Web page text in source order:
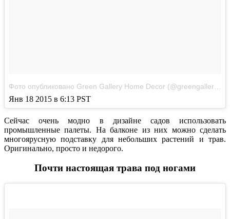
Янв 18 2015 в 6:13 PST
Сейчас очень модно в дизайне садов использовать
промышленные палеты. На балконе из них можно сделать
многоярусную подставку для небольших растений и трав.
Оригинально, просто и недорого.
Почти настоящая трава под ногами